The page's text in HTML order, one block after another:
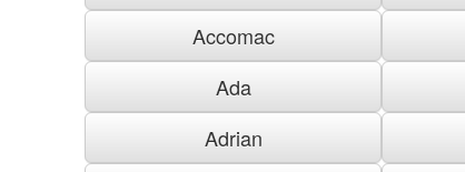
Accomac
Ada
Adrian